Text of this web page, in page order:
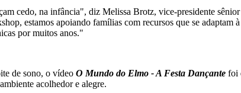
cedo, na infância", diz Melissa Brotz, vice-presidente
estamos apoiando famílias com recursos que se adaptam
por muitos anos."
de sono, o vídeo O Mundo do Elmo - A Festa Dançante foi
acolhedor e alegre.